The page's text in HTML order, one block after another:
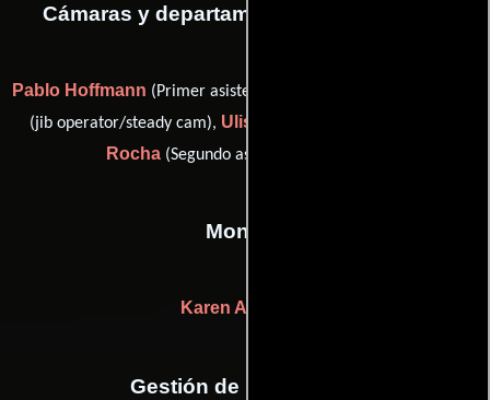
Cámaras y departamento de electricidad
Pablo Hoffmann (Primer asistente de cámara),
(jib operator/steady cam), Ulisses Malta
Rocha(Segundo asistente de cámara)
Montaje
Karen Akerman
Gestión de producción